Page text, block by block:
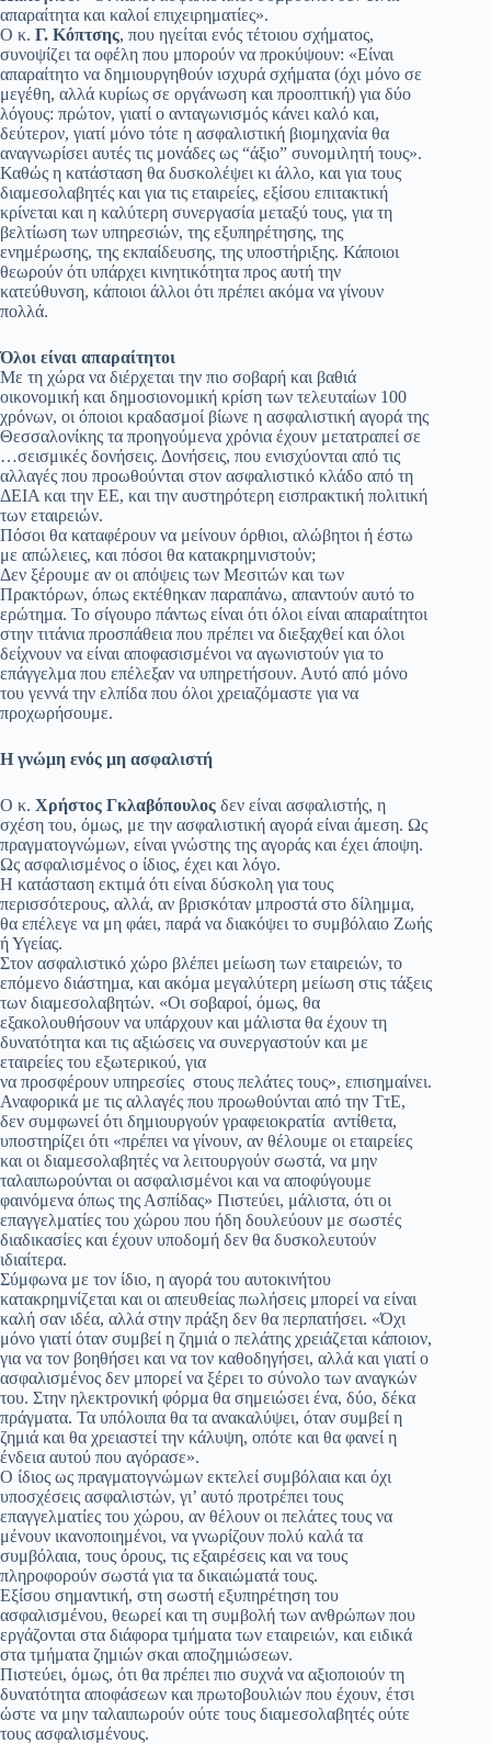
απαραίτητα και καλοί επιχειρηματίες».
Ο κ. Γ. Κόπτσης, που ηγείται ενός τέτοιου σχήματος,
συνοψίζει τα οφέλη που μπορούν να προκύψουν: «Είναι
απαραίτητο να δημιουργηθούν ισχυρά σχήματα (όχι μόνο σε
μεγέθη, αλλά κυρίως σε οργάνωση και προοπτική) για δύο
λόγους: πρώτον, γιατί ο ανταγωνισμός κάνει καλό και,
δεύτερον, γιατί μόνο τότε η ασφαλιστική βιομηχανία θα
αναγνωρίσει αυτές τις μονάδες ως “άξιο” συνομιλητή τους».
Καθώς η κατάσταση θα δυσκολέψει κι άλλο, και για τους
διαμεσολαβητές και για τις εταιρείες, εξίσου επιτακτική
κρίνεται και η καλύτερη συνεργασία μεταξύ τους, για τη
βελτίωση των υπηρεσιών, της εξυπηρέτησης, της
ενημέρωσης, της εκπαίδευσης, της υποστήριξης. Κάποιοι
θεωρούν ότι υπάρχει κινητικότητα προς αυτή την
κατεύθυνση, κάποιοι άλλοι ότι πρέπει ακόμα να γίνουν
πολλά.
Όλοι είναι απαραίτητοι
Με τη χώρα να διέρχεται την πιο σοβαρή και βαθιά
οικονομική και δημοσιονομική κρίση των τελευταίων 100
χρόνων, οι όποιοι κραδασμοί βίωνε η ασφαλιστική αγορά της
Θεσσαλονίκης τα προηγούμενα χρόνια έχουν μετατραπεί σε
…σεισμικές δονήσεις. Δονήσεις, που ενισχύονται από τις
αλλαγές που προωθούνται στον ασφαλιστικό κλάδο από τη
ΔΕΙΑ και την ΕΕ, και την αυστηρότερη εισπρακτική πολιτική
των εταιρειών.
Πόσοι θα καταφέρουν να μείνουν όρθιοι, αλώβητοι ή έστω
με απώλειες, και πόσοι θα κατακρημνιστούν;
Δεν ξέρουμε αν οι απόψεις των Μεσιτών και των
Πρακτόρων, όπως εκτέθηκαν παραπάνω, απαντούν αυτό το
ερώτημα. Το σίγουρο πάντως είναι ότι όλοι είναι απαραίτητοι
στην τιτάνια προσπάθεια που πρέπει να διεξαχθεί και όλοι
δείχνουν να είναι αποφασισμένοι να αγωνιστούν για το
επάγγελμα που επέλεξαν να υπηρετήσουν. Αυτό από μόνο
του γεννά την ελπίδα που όλοι χρειαζόμαστε για να
προχωρήσουμε.
Η γνώμη ενός μη ασφαλιστή
O κ. Χρήστος Γκλαβόπουλος δεν είναι ασφαλιστής, η
σχέση του, όμως, με την ασφαλιστική αγορά είναι άμεση. Ως
πραγματογνώμων, είναι γνώστης της αγοράς και έχει άποψη.
Ως ασφαλισμένος ο ίδιος, έχει και λόγο.
Η κατάσταση εκτιμά ότι είναι δύσκολη για τους
περισσότερους, αλλά, αν βρισκόταν μπροστά στο δίλημμα,
θα επέλεγε να μη φάει, παρά να διακόψει το συμβόλαιο Ζωής
ή Υγείας.
Στον ασφαλιστικό χώρο βλέπει μείωση των εταιρειών, το
επόμενο διάστημα, και ακόμα μεγαλύτερη μείωση στις τάξεις
των διαμεσολαβητών. «Οι σοβαροί, όμως, θα
εξακολουθήσουν να υπάρχουν και μάλιστα θα έχουν τη
δυνατότητα και τις αξιώσεις να συνεργαστούν και με
εταιρείες του εξωτερικού, για
να προσφέρουν υπηρεσίες στους πελάτες τους», επισημαίνει.
Αναφορικά με τις αλλαγές που προωθούνται από την ΤτΕ,
δεν συμφωνεί ότι δημιουργούν γραφειοκρατία αντίθετα,
υποστηρίζει ότι «πρέπει να γίνουν, αν θέλουμε οι εταιρείες
και οι διαμεσολαβητές να λειτουργούν σωστά, να μην
ταλαιπωρούνται οι ασφαλισμένοι και να αποφύγουμε
φαινόμενα όπως της Ασπίδας» Πιστεύει, μάλιστα, ότι οι
επαγγελματίες του χώρου που ήδη δουλεύουν με σωστές
διαδικασίες και έχουν υποδομή δεν θα δυσκολευτούν
ιδιαίτερα.
Σύμφωνα με τον ίδιο, η αγορά του αυτοκινήτου
κατακρημνίζεται και οι απευθείας πωλήσεις μπορεί να είναι
καλή σαν ιδέα, αλλά στην πράξη δεν θα περπατήσει. «Όχι
μόνο γιατί όταν συμβεί η ζημιά ο πελάτης χρειάζεται κάποιον,
για να τον βοηθήσει και να τον καθοδηγήσει, αλλά και γιατί ο
ασφαλισμένος δεν μπορεί να ξέρει το σύνολο των αναγκών
του. Στην ηλεκτρονική φόρμα θα σημειώσει ένα, δύο, δέκα
πράγματα. Τα υπόλοιπα θα τα ανακαλύψει, όταν συμβεί η
ζημιά και θα χρειαστεί την κάλυψη, οπότε και θα φανεί η
ένδεια αυτού που αγόρασε».
Ο ίδιος ως πραγματογνώμων εκτελεί συμβόλαια και όχι
υποσχέσεις ασφαλιστών, γι’ αυτό προτρέπει τους
επαγγελματίες του χώρου, αν θέλουν οι πελάτες τους να
μένουν ικανοποιημένοι, να γνωρίζουν πολύ καλά τα
συμβόλαια, τους όρους, τις εξαιρέσεις και να τους
πληροφορούν σωστά για τα δικαιώματά τους.
Εξίσου σημαντική, στη σωστή εξυπηρέτηση του
ασφαλισμένου, θεωρεί και τη συμβολή των ανθρώπων που
εργάζονται στα διάφορα τμήματα των εταιρειών, και ειδικά
στα τμήματα ζημιών σκαι αποζημιώσεων.
Πιστεύει, όμως, ότι θα πρέπει πιο συχνά να αξιοποιούν τη
δυνατότητα αποφάσεων και πρωτοβουλιών που έχουν, έτσι
ώστε να μην ταλαιπωρούν ούτε τους διαμεσολαβητές ούτε
τους ασφαλισμένους.